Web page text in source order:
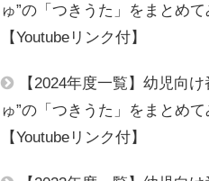
ゅ”の「つきうた」をまとめて
【Youtubeリンク付】
【2024年度一覧】幼児向
ゅ”の「つきうた」をまとめて
【Youtubeリンク付】